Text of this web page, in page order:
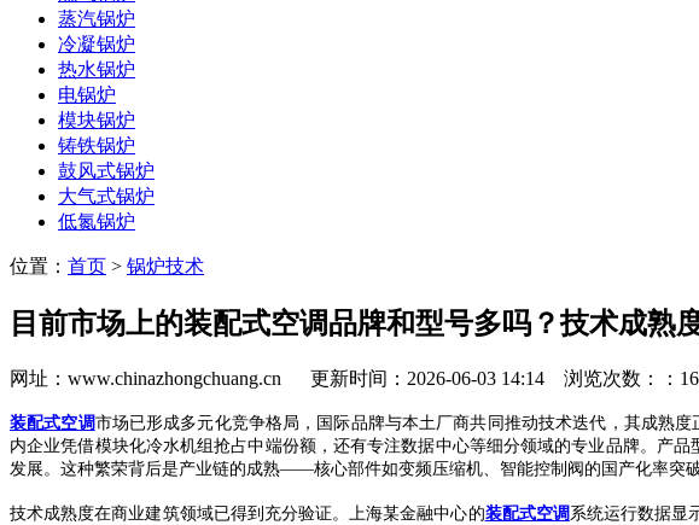
蒸汽锅炉
冷凝锅炉
热水锅炉
电锅炉
模块锅炉
铸铁锅炉
鼓风式锅炉
大气式锅炉
低氮锅炉
位置： 首页 > 锅炉技术
目前市场上的装配式空调品牌和型号多吗？技术成熟
网址：www.chinazhongchuang.cn 更新时间：2026-06-03 14:14 浏览次数：：
装配式空调市场已形成多元化竞争格局，国际品牌与本土厂商共同推动技术迭代，其成熟
内企业凭借模块化冷水机组抢占中端份额，还有专注数据中心等细分领域的专业品牌。产
发展。这种繁荣背后是产业链的成熟——核心部件如变频压缩机、智能控制阀的国产化率突
技术成熟度在商业建筑领域已得到充分验证。上海某金融中心的装配式空调 系统运行数据显